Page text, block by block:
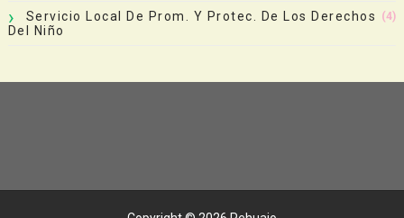
Servicio Local De Prom. Y Protec. De Los Derechos
Del Niño
(4)